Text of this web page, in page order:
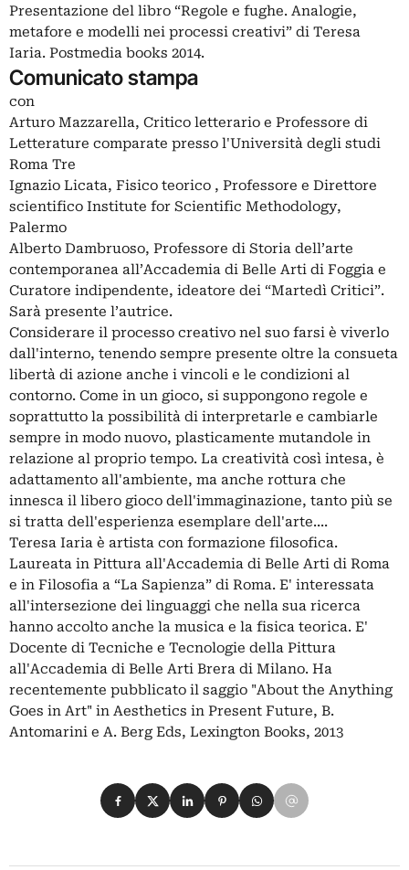
Presentazione del libro “Regole e fughe. Analogie,
metafore e modelli nei processi creativi” di Teresa
Iaria. Postmedia books 2014.
Comunicato stampa
con
Arturo Mazzarella, Critico letterario e Professore di
Letterature comparate presso l'Università degli studi
Roma Tre
Ignazio Licata, Fisico teorico , Professore e Direttore
scientifico Institute for Scientific Methodology,
Palermo
Alberto Dambruoso, Professore di Storia dell’arte
contemporanea all’Accademia di Belle Arti di Foggia e
Curatore indipendente, ideatore dei “Martedì Critici”.
Sarà presente l’autrice.
Considerare il processo creativo nel suo farsi è viverlo
dall'interno, tenendo sempre presente oltre la consueta
libertà di azione anche i vincoli e le condizioni al
contorno. Come in un gioco, si suppongono regole e
soprattutto la possibilità di interpretarle e cambiarle
sempre in modo nuovo, plasticamente mutandole in
relazione al proprio tempo. La creatività così intesa, è
adattamento all'ambiente, ma anche rottura che
innesca il libero gioco dell'immaginazione, tanto più se
si tratta dell'esperienza esemplare dell'arte....
Teresa Iaria è artista con formazione filosofica.
Laureata in Pittura all'Accademia di Belle Arti di Roma
e in Filosofia a “La Sapienza” di Roma. E' interessata
all'intersezione dei linguaggi che nella sua ricerca
hanno accolto anche la musica e la fisica teorica. E'
Docente di Tecniche e Tecnologie della Pittura
all'Accademia di Belle Arti Brera di Milano. Ha
recentemente pubblicato il saggio "About the Anything
Goes in Art" in Aesthetics in Present Future, B.
Antomarini e A. Berg Eds, Lexington Books, 2013
Condividi su Facebook
Condividi su X
Condividi su LinkedIn
Condividi su Pinterest
Condividi su WhatsApp
Condividi su Email